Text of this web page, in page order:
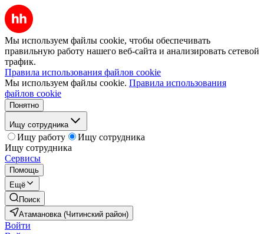
Мы используем файлы cookie, чтобы обеспечивать
правильную работу нашего веб-сайта и анализировать сетевой
трафик.
Правила использования файлов cookie
Мы используем файлы cookie. Правила использования
файлов cookie
Понятно
Ищу сотрудника
Ищу работу
Ищу сотрудника
Ищу сотрудника
Сервисы
Помощь
Ещё
Поиск
Атамановка (Читинский район)
Войти